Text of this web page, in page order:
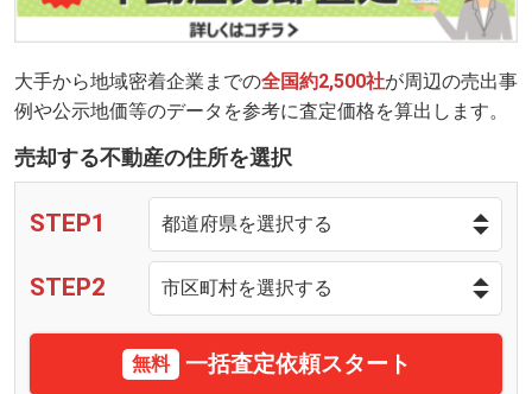
大手から地域密着企業までの全国約2,500社が周辺の売出事
例や公示地価等のデータを参考に査定価格を算出します。
売却する不動産の住所を選択
STEP1
STEP2
無料 一括査定依頼スタート